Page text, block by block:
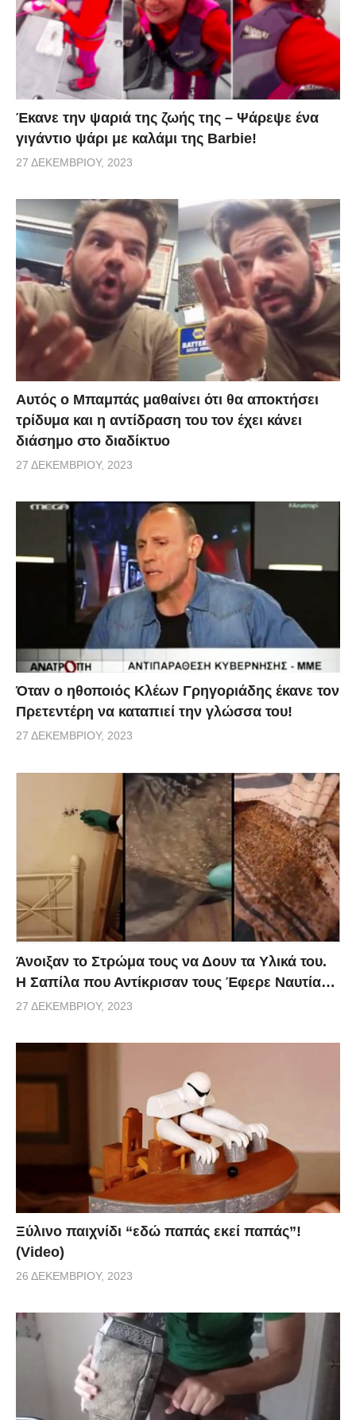
Έκανε την ψαριά της ζωής της – Ψάρεψε ένα
γιγάντιο ψάρι με καλάμι της Barbie!
27 ΔΕΚΕΜΒΡΊΟΥ, 2023
Αυτός ο Μπαμπάς μαθαίνει ότι θα αποκτήσει
τρίδυμα και η αντίδραση του τον έχει κάνει
διάσημο στο διαδίκτυο
27 ΔΕΚΕΜΒΡΊΟΥ, 2023
Όταν ο ηθοποιός Κλέων Γρηγοριάδης έκανε τον
Πρετεντέρη να καταπιεί την γλώσσα του!
27 ΔΕΚΕΜΒΡΊΟΥ, 2023
Άνοιξαν το Στρώμα τους να Δουν τα Υλικά του.
Η Σαπίλα που Αντίκρισαν τους Έφερε Ναυτία…
27 ΔΕΚΕΜΒΡΊΟΥ, 2023
Ξύλινο παιχνίδι “εδώ παπάς εκεί παπάς”!
(Video)
26 ΔΕΚΕΜΒΡΊΟΥ, 2023